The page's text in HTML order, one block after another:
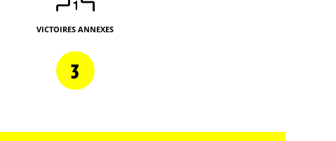
VICTOIRES ANNEXES
3